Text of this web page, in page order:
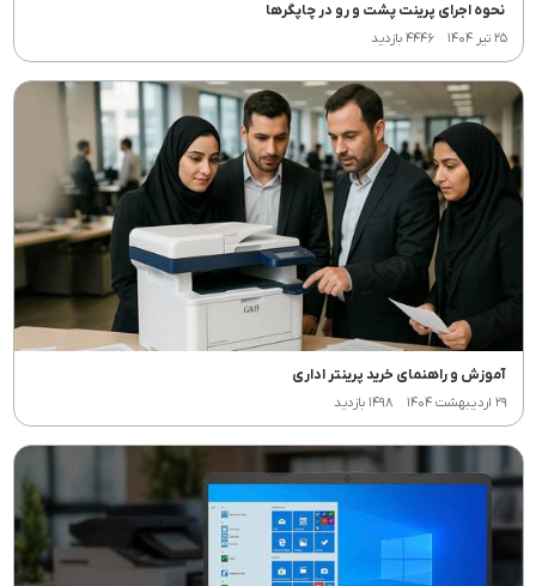
نحوه اجرای پرینت پشت و رو در چاپگرها
۲۵ تیر ۱۴۰۴ ۴۴۴۶ بازدید
آموزش و راهنمای خرید پرینتر اداری
۲۹ اردیبهشت ۱۴۰۴ ۱۴۹۸ بازدید